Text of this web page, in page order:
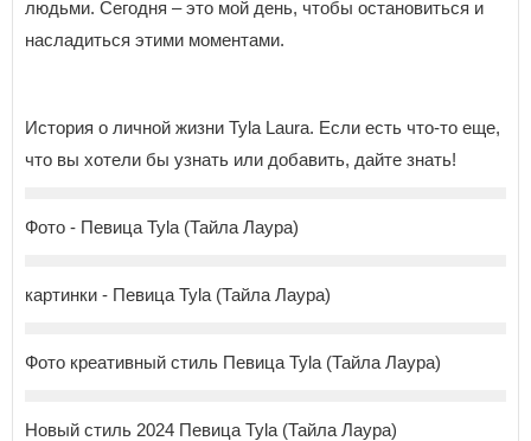
людьми. Сегодня – это мой день, чтобы остановиться и
насладиться этими моментами.
История о личной жизни Tyla Laura. Если есть что-то еще,
что вы хотели бы узнать или добавить, дайте знать!
Фото - Певица Tyla (Тайла Лаура)
картинки - Певица Tyla (Тайла Лаура)
Фото креативный стиль Певица Tyla (Тайла Лаура)
Новый стиль 2024 Певица Tyla (Тайла Лаура)